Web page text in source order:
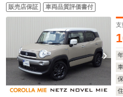
販売店保証 車両品質評価書付
支